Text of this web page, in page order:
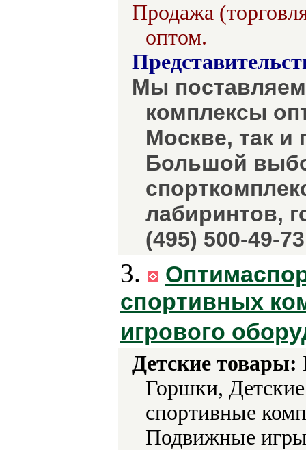
Продажа
оптом.
Мы
комплексы
Москве, так и
Большой
лабиринтов,
(495) 500-49-
3.
спортивных
игрового
Детские товары:
Горшки,
спортивные
Подвижные